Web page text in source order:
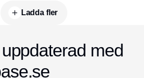
entreprenad och
Ladda fler
med